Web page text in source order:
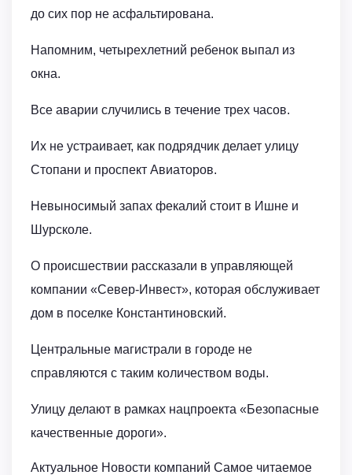
до сих пор не асфальтирована.
Напомним, четырехлетний ребенок выпал из
окна.
Все аварии случились в течение трех часов.
Их не устраивает, как подрядчик делает улицу
Стопани и проспект Авиаторов.
Невыносимый запах фекалий стоит в Ишне и
Шурсколе.
О происшествии рассказали в управляющей
компании «Север-Инвест», которая обслуживает
дом в поселке Константиновский.
Центральные магистрали в городе не
справляются с таким количеством воды.
Улицу делают в рамках нацпроекта «Безопасные
качественные дороги».
Актуальное Новости компаний Самое читаемое